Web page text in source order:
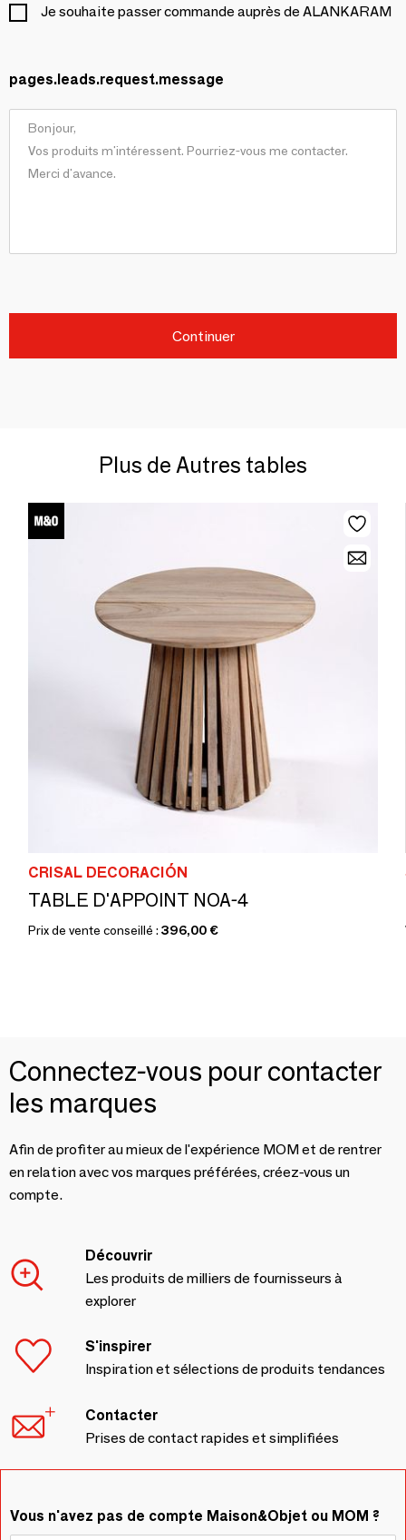
Je souhaite passer commande auprès de ALANKARAM
pages.leads.request.message
Continuer
Plus de Autres tables
CRISAL DECORACIÓN
TABLE D'APPOINT NOA-4
Prix de vente conseillé : 396,00 €
Connectez-vous pour contacter
les marques
Afin de profiter au mieux de l'expérience MOM et de rentrer
en relation avec vos marques préférées, créez-vous un
compte.
Découvrir
Les produits de milliers de fournisseurs à
explorer
S'inspirer
Inspiration et sélections de produits tendances
Contacter
Prises de contact rapides et simplifiées
Vous n'avez pas de compte Maison&Objet ou MOM ?